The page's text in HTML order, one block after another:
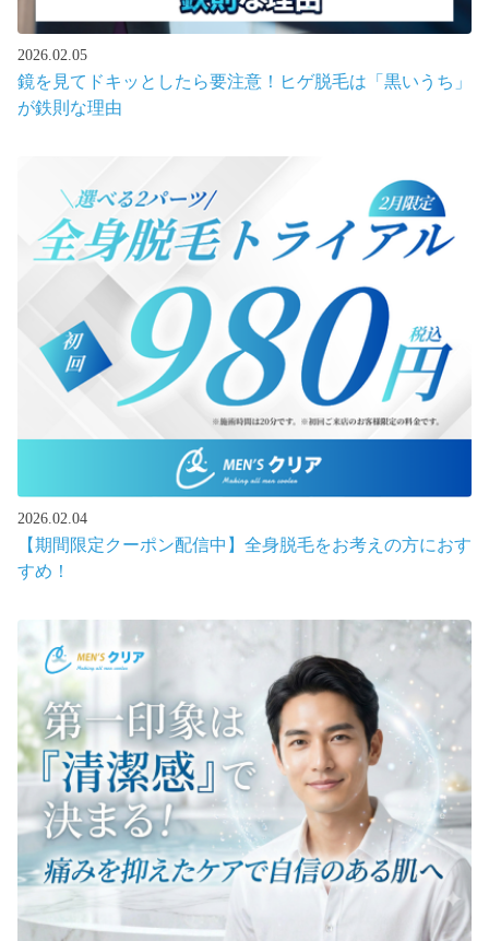
2026.02.05
鏡を見てドキッとしたら要注意！ヒゲ脱毛は「黒いうち」
が鉄則な理由
2026.02.04
【期間限定クーポン配信中】全身脱毛をお考えの方におす
すめ！